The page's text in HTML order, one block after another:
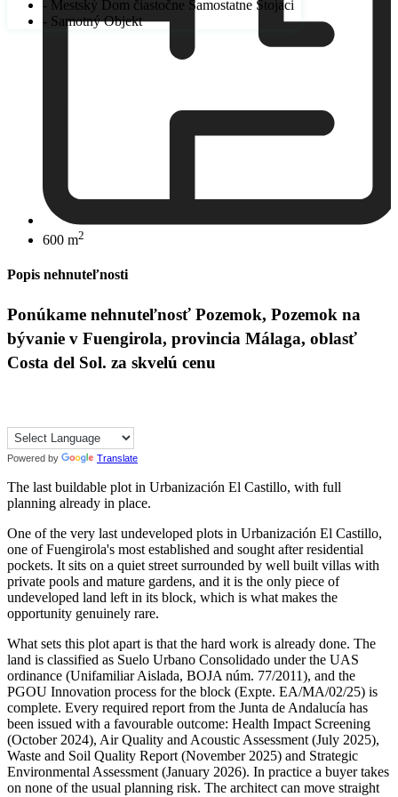
- Mestský Dom čiastočne Samostatne Stojaci
- Samotný Objekt
600 m2
Popis nehnuteľnosti
Ponúkame nehnuteľnosť Pozemok, Pozemok na
bývanie v Fuengirola, provincia Málaga, oblasť
Costa del Sol. za skvelú cenu
Powered by Translate
The last buildable plot in Urbanización El Castillo, with full
planning already in place.
One of the very last undeveloped plots in Urbanización El Castillo,
one of Fuengirola's most established and sought after residential
pockets. It sits on a quiet street surrounded by well built villas with
private pools and mature gardens, and it is the only piece of
undeveloped land left in its block, which is what makes the
opportunity genuinely rare.
What sets this plot apart is that the hard work is already done. The
land is classified as Suelo Urbano Consolidado under the UAS
ordinance (Unifamiliar Aislada, BOJA núm. 77/2011), and the
PGOU Innovation process for the block (Expte. EA/MA/02/25) is
complete. Every required report from the Junta de Andalucía has
been issued with a favourable outcome: Health Impact Screening
(October 2024), Air Quality and Acoustic Assessment (July 2025),
Waste and Soil Quality Report (November 2025) and Strategic
Environmental Assessment (January 2026). In practice a buyer takes
on none of the usual planning risk. The architect can move straight